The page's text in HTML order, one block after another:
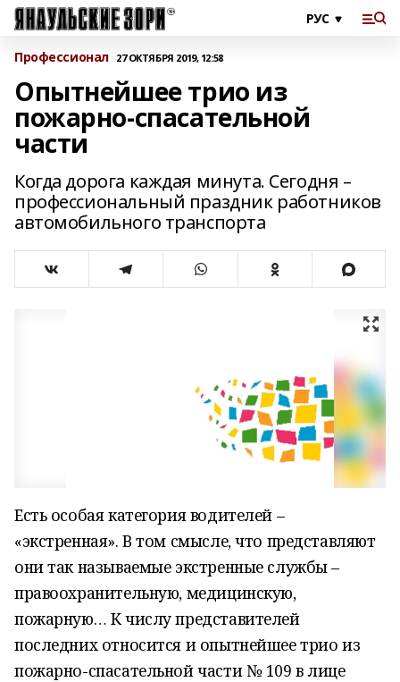
Профессионал 27 ОКТЯБРЯ 2019, 12:58
Опытнейшее трио из
пожарно-спасательной
части
Когда дорога каждая минута. Сегодня –
профессиональный праздник работников
автомобильного транспорта
Есть особая категория водителей –
«экстренная». В том смысле, что представляют
они так называемые экстренные службы –
правоохранительную, медицинскую,
пожарную… К числу представителей
последних относится и опытнейшее трио из
пожарно-спасательной части № 109 в лице